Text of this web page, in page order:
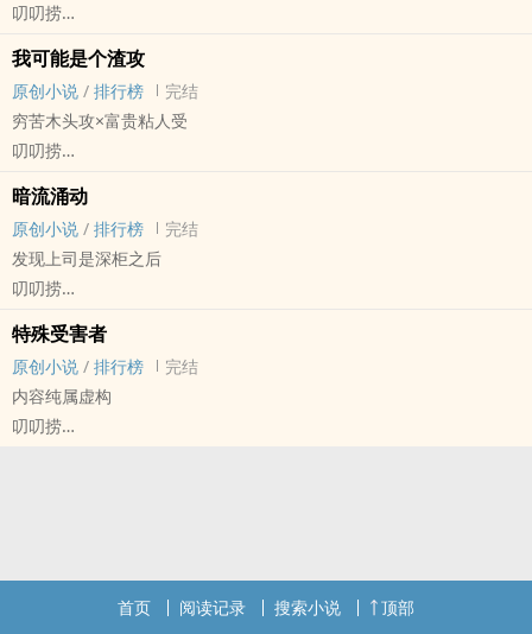
叨叨捞
现代 - 第一人称 - 日常 - 暧昧
攻转受
【2000年，波士顿-北京，音乐家】
风流受×少女攻，后期有反攻
时代地点专业，都是胡编瞎扯。
我可能是个渣攻
原创小说 / 排行榜
完结
穷苦木头攻×富贵粘人受
叨叨捞
原创小说 - BL - 中篇 - 完结
现代 - 第一人称 - 主攻视角 - 日常
1v1
我可能是个渣攻，但不是出轨家暴那种渣攻，就是一个普普通通的对
他不太好的渣攻。
算是他追的我吧，但我把他睡了，然后我们就在一起了。
￣￣￣￣￣￣￣￣￣￣￣￣￣￣￣￣￣￣￣￣￣￣￣￣￣￣￣
章节名跟着小节编号走，大部分就是跳的。
暗流涌动
原创小说 / 排行榜
完结
发现上司是深柜之后
叨叨捞
原创小说 - BL - 中篇 - 完结
现代 - 第三人称 - 下克上 - 年下
抓住上司的把柄，对他酱酱酿酿。
没皮没脸攻×冷漠精英受
不太善良，不太单纯，不算爱情。
特殊受害者
原创小说 / 排行榜
完结
内容纯属虚构
叨叨捞
首页 阅读记录 搜索小说 顶部